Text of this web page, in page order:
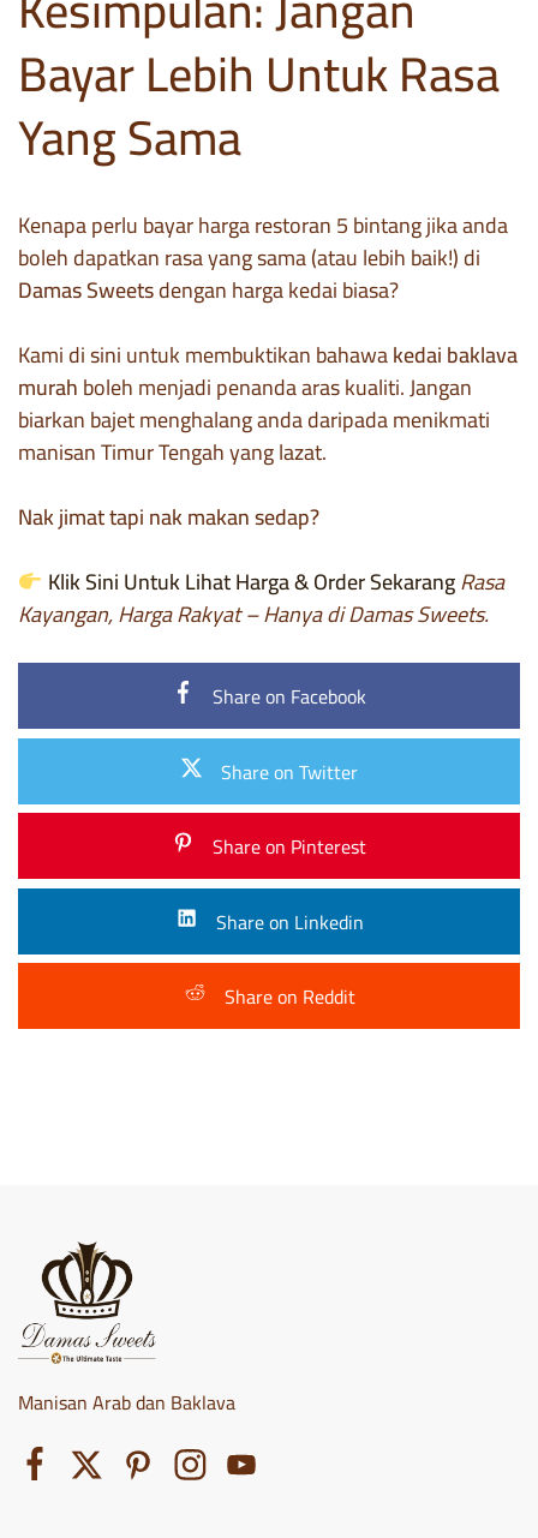
Bayar Lebih Untuk Rasa
Yang Sama
Kenapa perlu bayar harga restoran 5 bintang jika anda
boleh dapatkan rasa yang sama (atau lebih baik!) di
Damas Sweetsdengan harga kedai biasa?
Kami di sini untuk membuktikan bahawakedai baklava
murahboleh menjadi penanda aras kualiti. Jangan
biarkan bajet menghalang anda daripada menikmati
manisan Timur Tengah yang lazat.
Nak jimat tapi nak makan sedap?
Klik Sini Untuk Lihat Harga & Order SekarangRasa
Kayangan, Harga Rakyat – Hanya di Damas Sweets.
Share on Facebook
Share on Twitter
Share on Pinterest
Share on Linkedin
Share on Reddit
Manisan Arab dan Baklava